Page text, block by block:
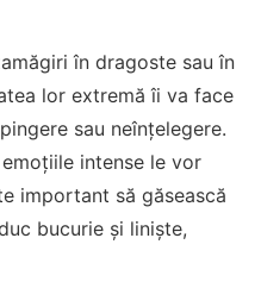
în dragoste sau în
lor extremă îi va face
sau neînțelegere.
intense le vor
important să găsească
bucurie și liniște,